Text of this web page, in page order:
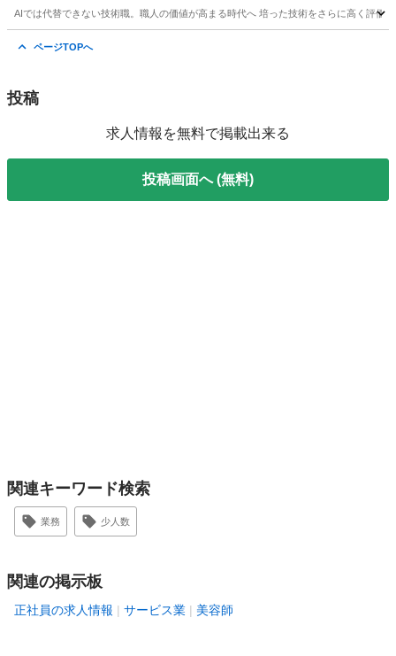
AIでは代替できない技術職。職人の価値が高まる時代へ 培った技術をさらに高く評
ページTOPへ
投稿
求人情報を無料で掲載出来る
投稿画面へ (無料)
関連キーワード検索
業務 少人数
関連の掲示板
正社員の求人情報 サービス業 美容師